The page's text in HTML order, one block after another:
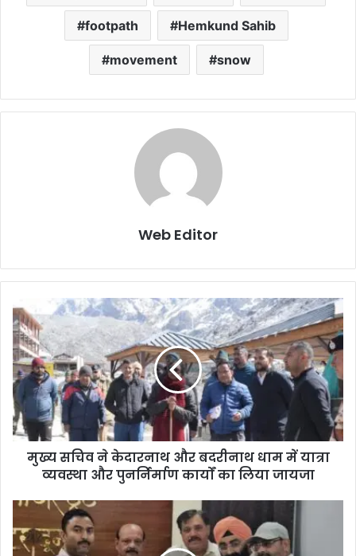
footpath Hemkund Sahib
movement snow
Web Editor
मुख्य सचिव ने केदारनाथ और बदरीनाथ धाम में यात्रा
व्यवस्था और पुनर्निर्माण कार्यों का लिया जायजा